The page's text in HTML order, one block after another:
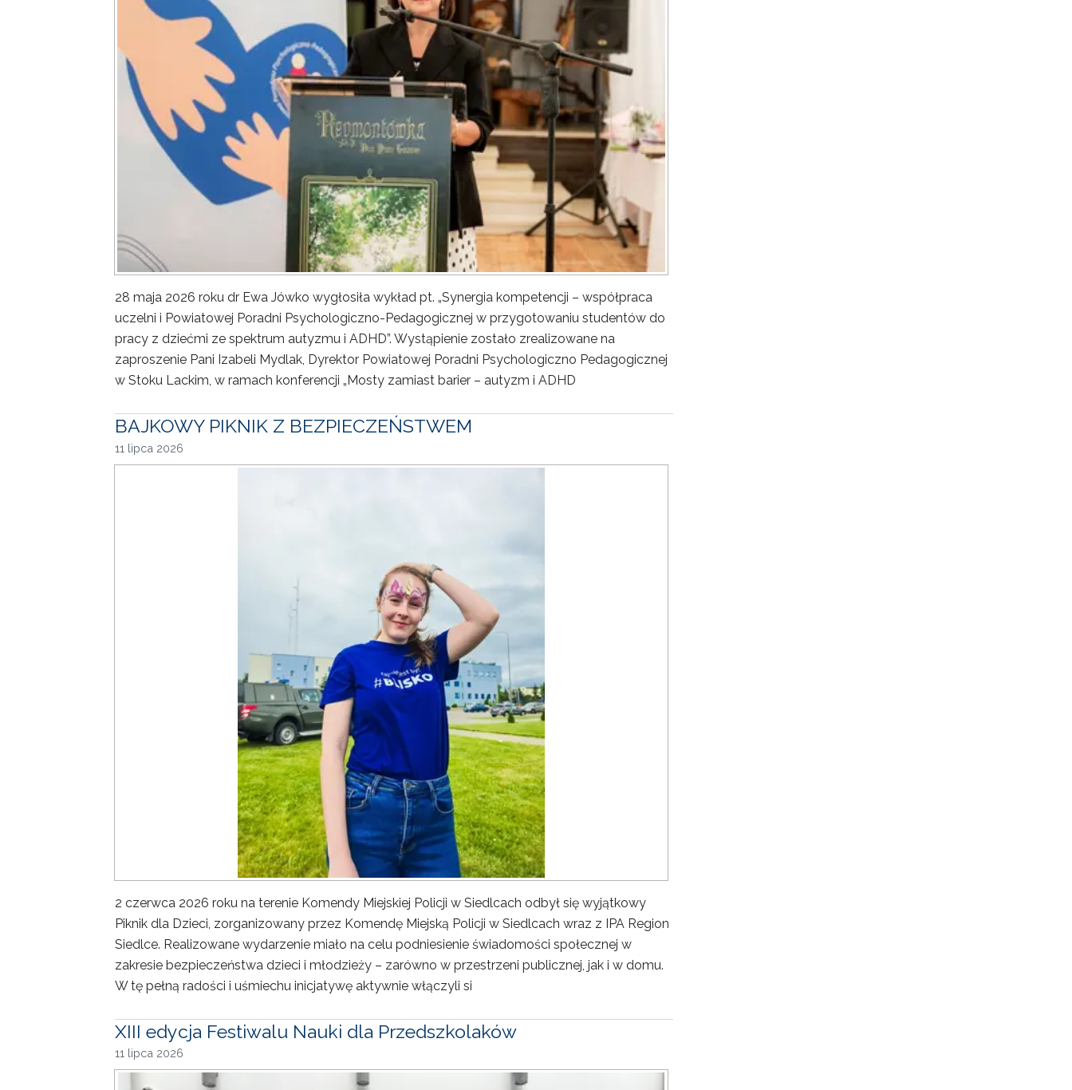
28 maja 2026 roku dr Ewa Jówko wygłosiła wykład pt. „Synergia kompetencji – współpraca
uczelni i Powiatowej Poradni Psychologiczno-Pedagogicznej w przygotowaniu studentów do
pracy z dziećmi ze spektrum autyzmu i ADHD”. Wystąpienie zostało zrealizowane na
zaproszenie Pani Izabeli Mydlak, Dyrektor Powiatowej Poradni Psychologiczno Pedagogicznej
w Stoku Lackim, w ramach konferencji „Mosty zamiast barier – autyzm i ADHD
BAJKOWY PIKNIK Z BEZPIECZEŃSTWEM
11 lipca 2026
2 czerwca 2026 roku na terenie Komendy Miejskiej Policji w Siedlcach odbył się wyjątkowy
Piknik dla Dzieci, zorganizowany przez Komendę Miejską Policji w Siedlcach wraz z IPA Region
Siedlce. Realizowane wydarzenie miało na celu podniesienie świadomości społecznej w
zakresie bezpieczeństwa dzieci i młodzieży – zarówno w przestrzeni publicznej, jak i w domu.
W tę pełną radości i uśmiechu inicjatywę aktywnie włączyli si
XIII edycja Festiwalu Nauki dla Przedszkolaków
11 lipca 2026